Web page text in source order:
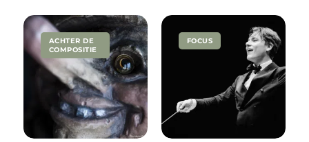
ACHTER DE
COMPOSITIE
FOCUS